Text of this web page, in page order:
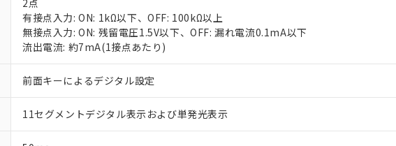
2点
有接点入力: ON: 1kΩ以下、OFF: 100kΩ以上
無接点入力: ON: 残留電圧1.5V以下、OFF: 漏れ電流0.1mA以下
流出電流: 約7mA(1接点あたり)
前面キーによるデジタル設定
11セグメントデジタル表示および単発光表示
ご利用条件
以下の条件をお読みいただき、同意のうえご利用ください。
本サービスは、当社制御機器事業取扱商品の当社在庫状況および標準価格(税抜)を
くものです。
当社制御機器事業取扱商品の中には、本サービスの対象外となる商品もあることを
対応予定なし：EU RoHS指令（10物質）の非含有に非対応の商品で、対応品を出す予
調査・確認中：EU RoHS指令（10物質）の非含有の対応状況を調査中または確認中の商
非該当品：ライセンス料など無形物で、有害物質有無と関係のない商品です。
仕入先様の事情により、非含有部品としていたものが、含有品と判明した場合などやむ
*EU RoHS指令（10物質）：
鉛(Pb) 1000ppm以下、 水銀(Hg) 1000ppm以下、 カドミウム(Cd) 100ppm以下、
六価クロム(Cr(Ⅵ)) 1000ppm以下、ポリ臭化ビフェニル類(PBB) 1000ppm以下、ポリ臭化ジフェニルエーテル類
フタル酸ビス(2-エチルヘキシル) (DEHP)(別名：DOP) 1000ppm以下、フタル酸ブチルベンジル（BBP）
ル（DBP） 1000ppm以下、フタル酸ジイソブチル (DIBP) 1000ppm以下
※1 中国RoHS○×表
「○」：最大均質材料含有率が中国RoHSの基準値以下であることを示します。
「×」：最大均質材料含有率が中国RoHSの基準値を超えていることを示します。
「－」：未確認です。当社販売部門へお問い合わせください。
当社は、これら貴社製品のうち、外国為替および外国貿易法に定める商品（以下｢
う）を輸出または国外への提供する場合は、日本国政府の輸出許可(または役務取
などの必要な手続きをとります。
説明